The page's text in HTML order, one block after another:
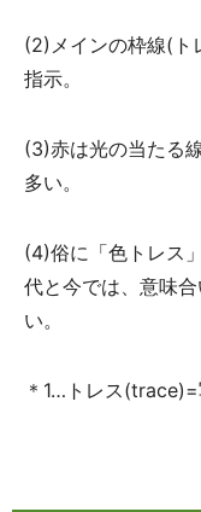
(2)メインの枠線(ト
指示。
(3)赤は光の当たる
多い。
(4)俗に「色トレス
代と今では、意味
い。
＊1…トレス(trace)=